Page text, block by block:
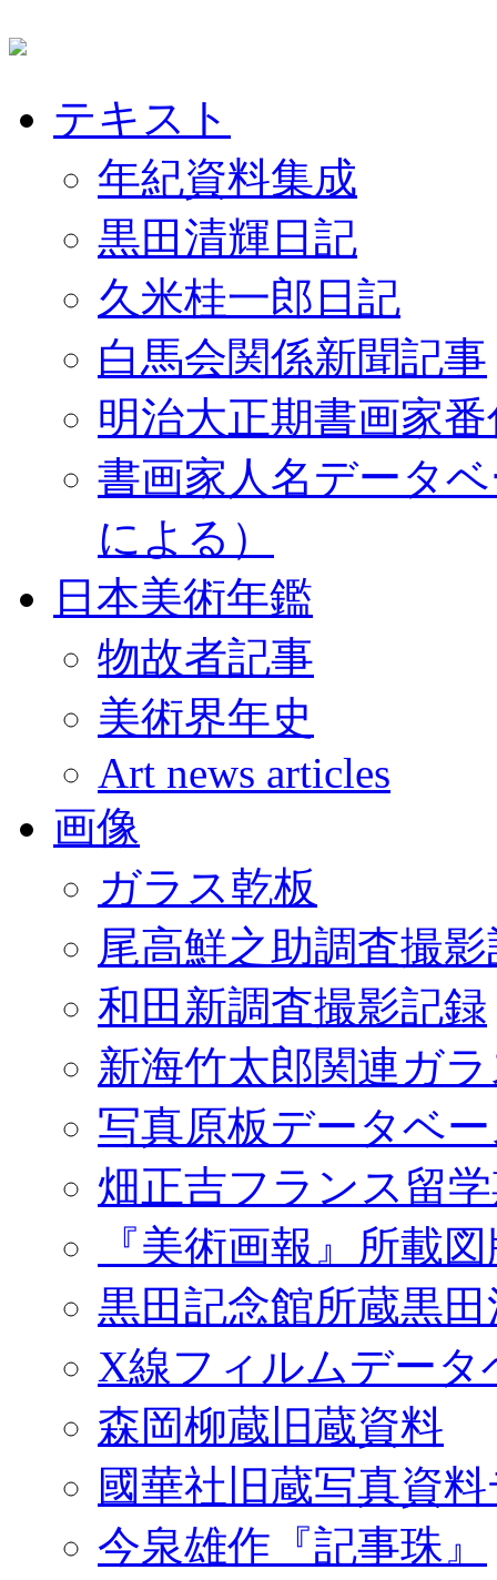
テキスト
年紀資料集成
黒田清輝日記
久米桂一郎日記
白馬会関係新聞記事
明治大正期書画家
書画家人名データ
による）
日本美術年鑑
物故者記事
美術界年史
Art news articles
画像
ガラス乾板
尾高鮮之助調査撮
和田新調査撮影記録
新海竹太郎関連ガ
写真原板データベ
畑正吉フランス留
『美術画報』所載
黒田記念館所蔵黒
X線フィルムデータ
森岡柳蔵旧蔵資料
國華社旧蔵写真資
今泉雄作『記事珠』